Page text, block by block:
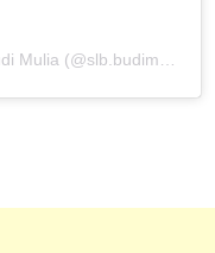
Sebuah kiriman dibagikan oleh Slb Budi Mulia (@slb.budimulia)